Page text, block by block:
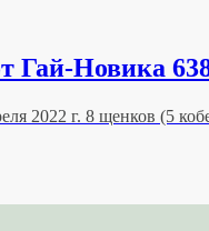
Новика
2022 г. 8 щенков (5